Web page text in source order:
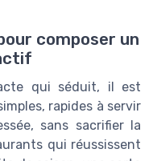
composer un
qui séduit, il est
rapides à servir
sans sacrifier la
qui réussissent